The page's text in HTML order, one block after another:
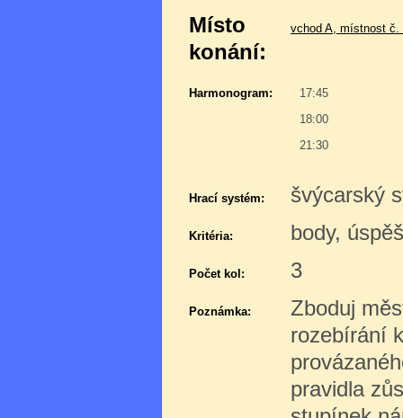
Místo
konání:
vchod A, místnost č.
Harmonogram:
17:45
18:00
21:30
Hrací systém: švýcarský
Kritéria: body,
Počet kol: 3
Poznámka:
Zboduj
rozebírání
pravidla